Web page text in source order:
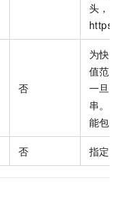
头，
否
为快
值范
一旦
串。
能包
否 指定